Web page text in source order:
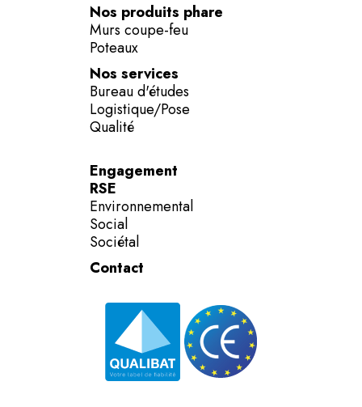
Nos produits phare
Murs coupe-feu
Poteaux
Nos services
Bureau d'études
Logistique/Pose
Qualité
Engagement
RSE
Environnemental
Social
Sociétal
Contact